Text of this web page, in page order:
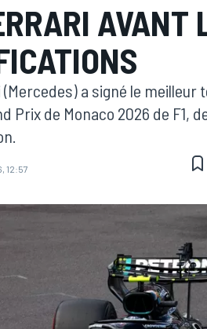
AVANT
a signé le
Prix de Monaco 2026 de F1,
12:57